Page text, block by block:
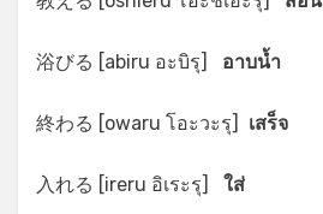
浴びる [abiru อะบิรุ] อาบน้ำ
終わる [owaru โอะวะรุ] เสร็จ
入れる [ireru อิเระรุ] ใส่